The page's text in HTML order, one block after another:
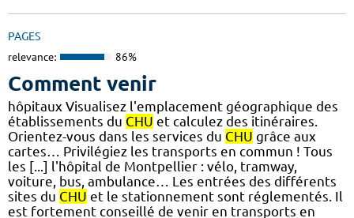
PAGES
relevance: 86%
Comment venir
hôpitaux Visualisez l'emplacement géographique des
établissements du CHU et calculez des itinéraires.
Orientez-vous dans les services du CHU grâce aux
cartes… Privilégiez les transports en commun ! Tous
les [...] l'hôpital de Montpellier : vélo, tramway,
voiture, bus, ambulance… Les entrées des différents
sites du CHU et le stationnement sont réglementés. Il
est fortement conseillé de venir en transports en